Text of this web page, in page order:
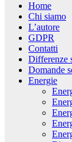
Home
Chi siamo
L’autore
GDPR
Contatti
Differenze
Domande
Energie